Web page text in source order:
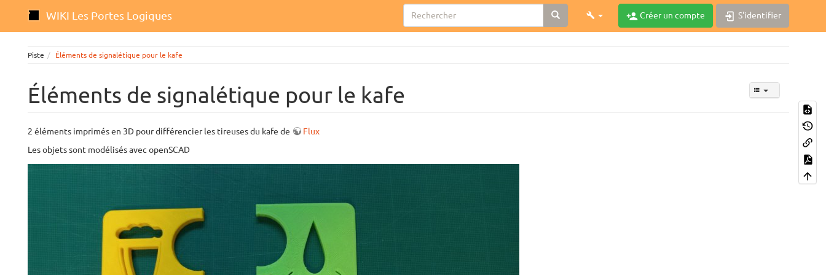
WIKI Les Portes Logiques Créer un compte S'identifier
Piste Éléments de signalétique pour le kafe
Éléments de signalétique pour le kafe
2 éléments imprimés en 3D pour différencier les tireuses du kafe de
Flux
Les objets sont modélisés avec openSCAD